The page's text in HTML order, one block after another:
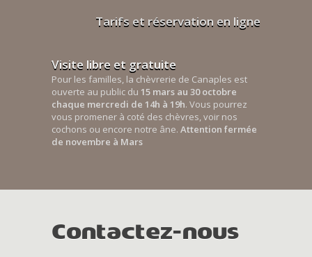
Tarifs et réservation en ligne
Visite libre et gratuite
Pour les familles, la chèvrerie de Canaples est
ouverte au public du 15 mars au 30 octobre
chaque mercredi de 14h à 19h. Vous pourrez
vous promener à coté des chèvres, voir nos
cochons ou encore notre âne. Attention fermée
de novembre à Mars
Contactez-nous